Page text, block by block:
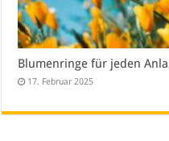
Blumenringe für jeden
17. Februar 2025